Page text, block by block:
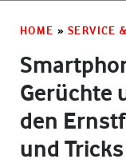
HOME » SERVICE
Gerüchte
den
und